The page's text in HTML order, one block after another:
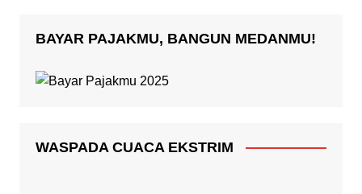
BAYAR PAJAKMU, BANGUN MEDANMU!
WASPADA CUACA EKSTRIM